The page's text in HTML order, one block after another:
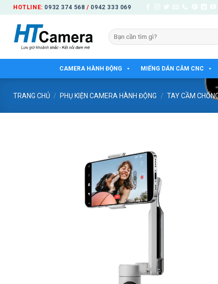
qua
dung
HOTLINE: 0932 374 568 / 0942 333 069
Tìm
kiếm:
CAMERA HÀNH ĐỘNG MIẾNG DÁN CẰM CNC
TRANG CHỦ / PHỤ KIỆN CAMERA HÀNH ĐỘNG / TAY CẦM